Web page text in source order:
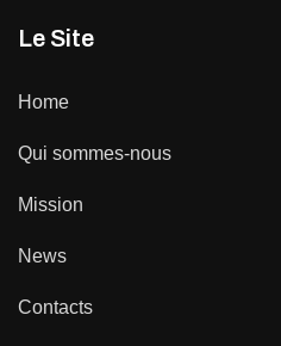
Le Site
Home
Qui sommes-nous
Mission
News
Contacts